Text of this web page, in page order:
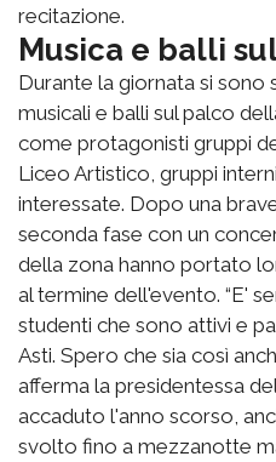
recitazione.
Musica e balli
Durante la giornata si sono
musicali e balli sul palco
come protagonisti gruppi
Liceo Artistico, gruppi
interessate. Dopo una
seconda fase con un
della zona hanno portato
al termine dell'evento. “E'
studenti che sono attivi e
Asti. Spero che sia così
afferma la presidentessa
accaduto l'anno scorso,
svolto fino a mezzanotte